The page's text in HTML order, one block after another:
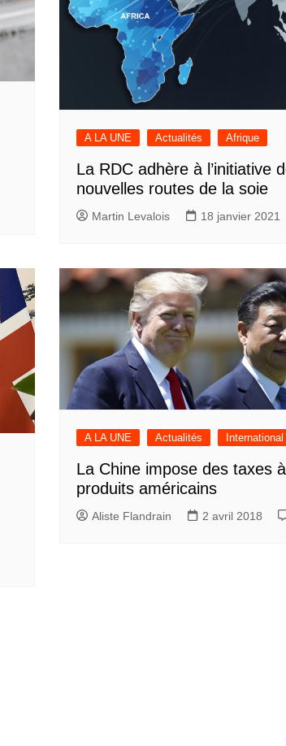
A LA UNE Actualités Afrique
La RDC adhère à l’initiative
nouvelles routes de la soie
Martin Levalois 18 janvier 2021
A LA UNE Actualités International
La Chine impose des taxes
produits américains
Aliste Flandrain 2 avril 2018